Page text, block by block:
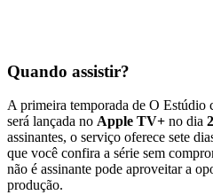
Quando assistir?
A primeira temporada de O Estúdio
será lançada no Apple TV+ no dia
assinantes, o serviço oferece sete
que você confira a série sem
não é assinante pode aproveitar a
produção.